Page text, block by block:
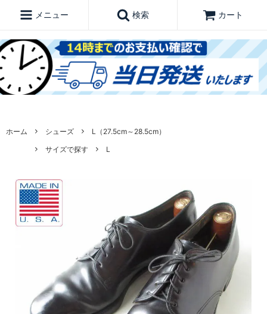
メニュー 検索 カート
ホーム シューズ
L（27.5cm～28.5cm）
サイズで探す
L